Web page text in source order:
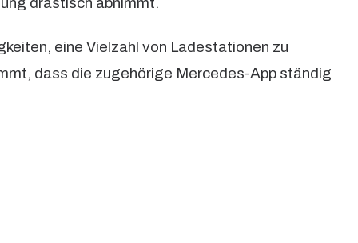
eine Vielzahl von Ladestationen zu
dass die zugehörige Mercedes-App ständig